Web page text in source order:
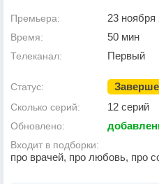
Премьера: 23 ноября
Время: 50 мин
Телеканал: Первый
Статус:
Сколько серий: 12 серий
Обновлено:
Входит в подборки:
про врачей, про любовь, про